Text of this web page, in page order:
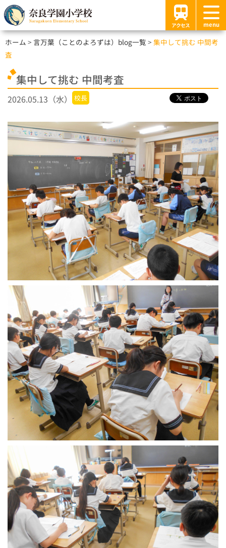
アクセス menu
ホーム 言万葉（ことのよろずは）blog一覧
集中して挑む 中間考
査
集中して挑む 中間考査
2026.05.13（水） 校長